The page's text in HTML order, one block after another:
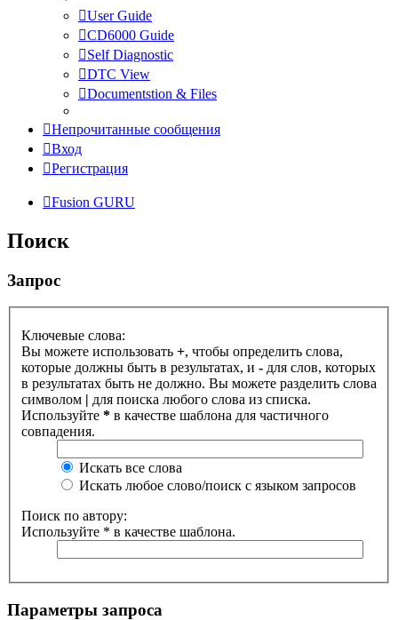
User Guide
CD6000 Guide
Self Diagnostic
DTC View
Documentstion & Files
Непрочитанные сообщения
Вход
Регистрация
Fusion GURU
Поиск
Запрос
Ключевые слова:
Вы можете использовать +, чтобы определить слова,
которые должны быть в результатах, и - для слов, которых
в результатах быть не должно. Вы можете разделить слова
символом | для поиска любого слова из списка.
Используйте * в качестве шаблона для частичного
совпадения.
Искать все слова
Искать любое слово/поиск с языком запросов
Поиск по автору:
Используйте * в качестве шаблона.
Параметры запроса